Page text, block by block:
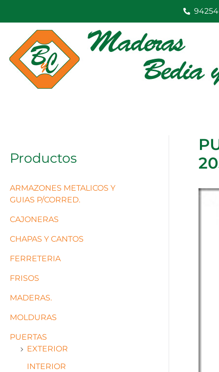
contenido
Productos
ARMAZONES METALICOS Y
GUIAS P/CORRED.
CAJONERAS
CHAPAS Y CANTOS
FERRETERIA
FRISOS
MADERAS.
MOLDURAS
PUERTAS
EXTERIOR
INTERIOR